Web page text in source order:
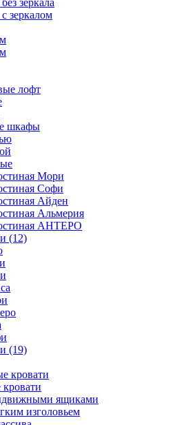
зеркала
зеркалом
лофт
шкафы
Мори
Софи
Айден
Альмерия
АНТЕРО
(12)
(19)
кровати
ящиками
изголовьем